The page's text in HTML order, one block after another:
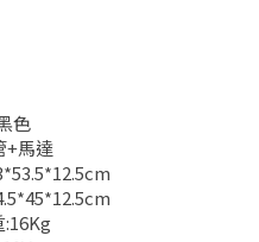
色
+馬達